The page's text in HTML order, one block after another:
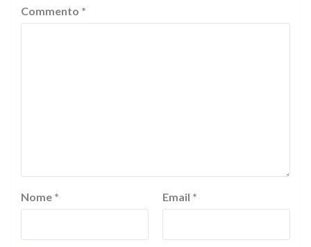
Commento *
Nome * Email *